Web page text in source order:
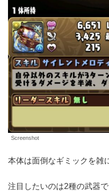
Screenshot
本体は面倒なギミックを雑
注目したいのは2種の武器